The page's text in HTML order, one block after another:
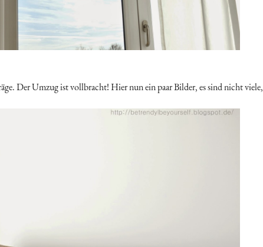
Der Umzug ist vollbracht! Hier nun ein paar Bilder, es sind nicht viele,